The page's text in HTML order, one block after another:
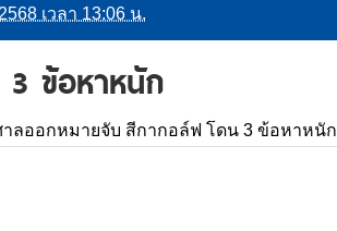
เวลา 13:06 น.
ข้อหาหนัก
าลออกหมายจับ สีกากอล์ฟ โดน 3 ข้อหาหนัก